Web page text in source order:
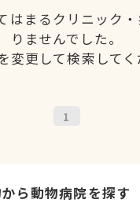
はまるクリニック
りませんでした。
変更して検索してく
1
ら動物病院を探す